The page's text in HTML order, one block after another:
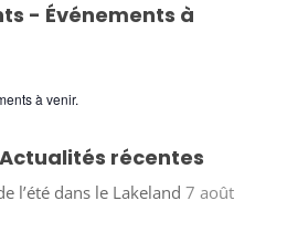
- Événements à
à venir.
récentes
l’été dans le Lakeland 7 août